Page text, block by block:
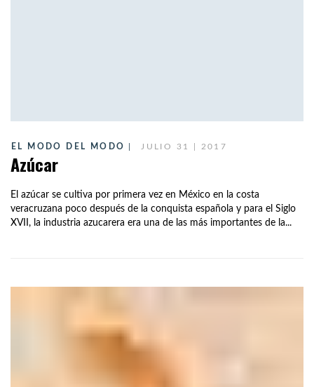
EL MODO DEL MODO JULIO 31 | 2017
Azúcar
El azúcar se cultiva por primera vez en México en la costa
veracruzana poco después de la conquista española y para el Siglo
XVII, la industria azucarera era una de las más importantes de la...